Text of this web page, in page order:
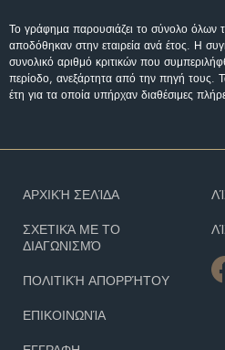
Το γράφημα παρουσιάζει το σύνολο όλων
αποδόθηκαν στην εταιρεία ανά έτος. Η
συνολικό αριθμό κριτικών που
περίοδο, ανεξάρτητα από την πηγή τους.
έτη για τα οποία υπήρχαν διαθέσιμες
ΑΡΧΙΚΉ ΣΕΛΊΔΑ
ΣΧΕΤΙΚΆ ΜΕ ΤΟ
ΔΙΑΓΩΝΙΣΜΌ
ΠΟΛΙΤΙΚΉ ΑΠΟΡΡΉΤΟΥ
ΕΠΙΚΟΙΝΩΝΊΑ